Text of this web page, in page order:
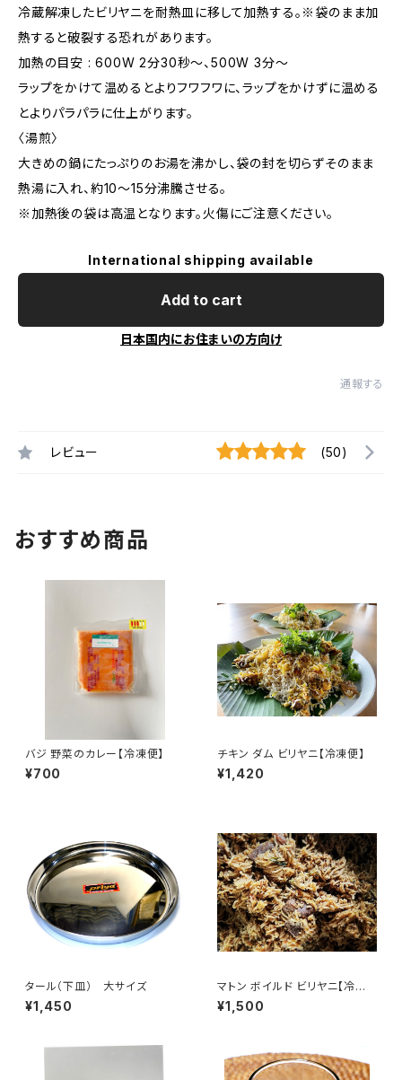
冷蔵解凍したビリヤニを耐熱皿に移して加熱する。※袋のまま加
熱すると破裂する恐れがあります。
加熱の目安 : 600W 2分30秒〜、500W 3分〜
ラップをかけて温めるとよりフワフワに、ラップをかけずに温める
とよりパラパラに仕上がります。
〈湯煎〉
大きめの鍋にたっぷりのお湯を沸かし、袋の封を切らずそのまま
熱湯に入れ、約10〜15分沸騰させる。
※加熱後の袋は高温となります。火傷にご注意ください。
International shipping available
Add to cart
日本国内にお住まいの方向け
通報する
レビュー (50)
おすすめ商品
バジ 野菜のカレー【冷凍便】
¥700
チキン ダム ビリヤニ【冷凍便】
¥1,420
タール（下皿） 大サイズ
¥1,450
マトン ボイルド ビリヤニ【冷凍
便】
¥1,500